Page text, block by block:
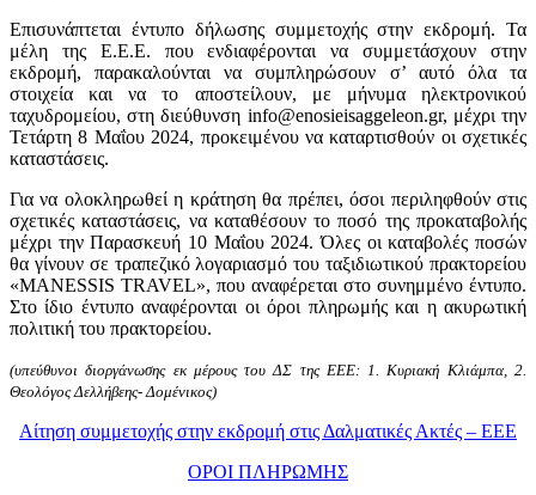
Επισυνάπτεται έντυπο δήλωσης συμμετοχής στην εκδρομή. Τα
μέλη της Ε.Ε.Ε. που ενδιαφέρονται να συμμετάσχουν στην
εκδρομή, παρακαλούνται να συμπληρώσουν σ’ αυτό όλα τα
στοιχεία και να το αποστείλουν, με μήνυμα ηλεκτρονικού
ταχυδρομείου, στη διεύθυνση info@enosieisaggeleon.gr, μέχρι την
Τετάρτη 8 Μαΐου 2024, προκειμένου να καταρτισθούν οι σχετικές
καταστάσεις.
Για να ολοκληρωθεί η κράτηση θα πρέπει, όσοι περιληφθούν στις
σχετικές καταστάσεις, να καταθέσουν το ποσό της προκαταβολής
μέχρι την Παρασκευή 10 Μαΐου 2024. Όλες οι καταβολές ποσών
θα γίνουν σε τραπεζικό λογαριασμό του ταξιδιωτικού πρακτορείου
«MANESSIS TRAVEL», που αναφέρεται στο συνημμένο έντυπο.
Στο ίδιο έντυπο αναφέρονται οι όροι πληρωμής και η ακυρωτική
πολιτική του πρακτορείου.
(υπεύθυνοι διοργάνωσης εκ μέρους του ΔΣ της ΕΕΕ: 1. Κυριακή Κλιάμπα, 2.
Θεολόγος Δελλήβεης- Δομένικος)
Αίτηση συμμετοχής στην εκδρομή στις Δαλματικές Ακτές – ΕΕΕ
ΟΡΟΙ ΠΛΗΡΩΜΗΣ